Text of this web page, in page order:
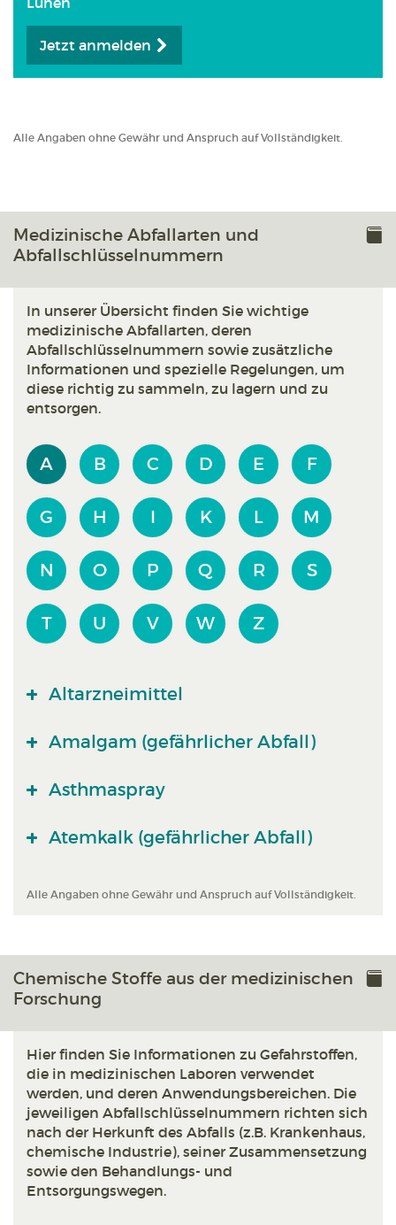
Jetzt anmelden
Alle Angaben ohne Gewähr und Anspruch auf Vollständigkeit.
Medizinische Abfallarten und
Abfallschlüsselnummern
In unserer Übersicht finden Sie wichtige
medizinische Abfallarten, deren
Abfallschlüsselnummern sowie zusätzliche
Informationen und spezielle Regelungen, um
diese richtig zu sammeln, zu lagern und zu
entsorgen.
A B C D E F
G H I K L M
N O P Q R S
T U V W Z
Altarzneimittel
Amalgam (gefährlicher Abfall)
Asthmaspray
Atemkalk (gefährlicher Abfall)
Alle Angaben ohne Gewähr und Anspruch auf Vollständigkeit.
Chemische Stoffe aus der medizinischen
Forschung
Hier finden Sie Informationen zu Gefahrstoffen,
die in medizinischen Laboren verwendet
werden, und deren Anwendungsbereichen. Die
jeweiligen Abfallschlüsselnummern richten sich
nach der Herkunft des Abfalls (z.B. Krankenhaus,
chemische Industrie), seiner Zusammensetzung
sowie den Behandlungs- und
Entsorgungswegen.